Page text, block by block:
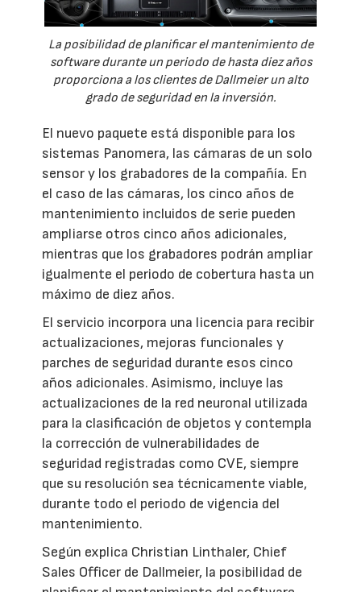
La posibilidad de planificar el mantenimiento de
software durante un periodo de hasta diez años
proporciona a los clientes de Dallmeier un alto
grado de seguridad en la inversión.
El nuevo paquete está disponible para los
sistemas Panomera, las cámaras de un solo
sensor y los grabadores de la compañía. En
el caso de las cámaras, los cinco años de
mantenimiento incluidos de serie pueden
ampliarse otros cinco años adicionales,
mientras que los grabadores podrán ampliar
igualmente el periodo de cobertura hasta un
máximo de diez años.
El servicio incorpora una licencia para recibir
actualizaciones, mejoras funcionales y
parches de seguridad durante esos cinco
años adicionales. Asimismo, incluye las
actualizaciones de la red neuronal utilizada
para la clasificación de objetos y contempla
la corrección de vulnerabilidades de
seguridad registradas como CVE, siempre
que su resolución sea técnicamente viable,
durante todo el periodo de vigencia del
mantenimiento.
Según explica Christian Linthaler, Chief
Sales Officer de Dallmeier, la posibilidad de